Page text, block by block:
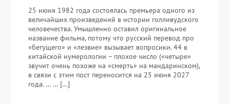
25 июня 1982 года состоялась премьера одного из
величайших произведений в истории голливудского
человечества. Умышленно оставил оригинальное
название фильма, потому что русский перевод про
«бегущего» и «лезвие» вызывает вопросики. 44 в
китайской нумерологии – плохое число («четыре»
звучит очень похоже на «смерть» на мандаринском),
в связи с этим пост переносится на 25 июня 2027
года. … … […]